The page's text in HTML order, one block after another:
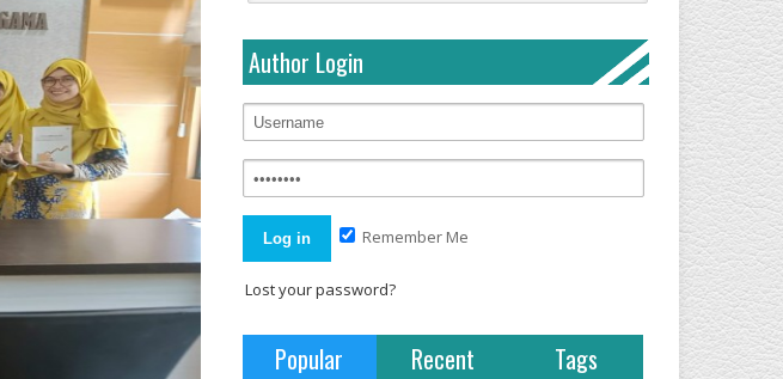
Author Login
Remember Me
Lost your password?
Popular Recent Tags